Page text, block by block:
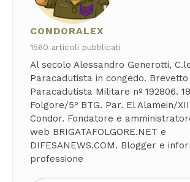
CONDORALEX
1560 articoli pubblicati
Al secolo Alessandro Generotti,
Paracadutista in congedo. Brevetto
Paracadutista Militare nº 192806.
Folgore/5º BTG. Par. El Alamein/
Condor. Fondatore e
web BRIGATAFOLGORE.NET e
DIFESANEWS.COM. Blogger e
professione